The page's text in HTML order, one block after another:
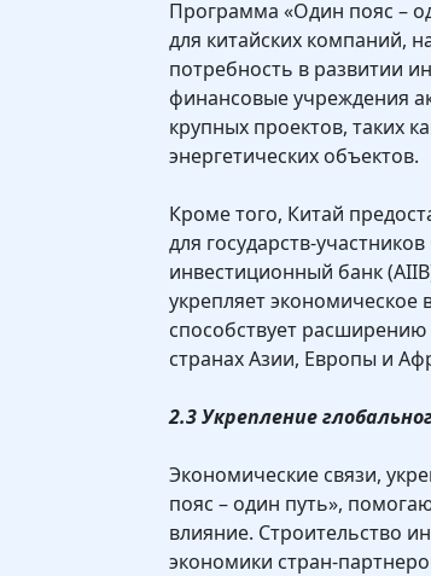
Программа «Один пояс –
для китайских компаний,
потребность в развитии
финансовые учреждения
крупных проектов, таких
энергетических объектов.
Кроме того, Китай
для государств-
инвестиционный банк
укрепляет
способствует
странах Азии, Европы и
2.3 Укрепление
Экономические связи,
пояс – один путь»,
влияние. Строительство
экономики стран-